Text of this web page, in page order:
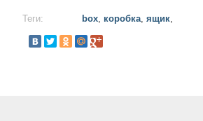
Теги: box, коробка, ящик,